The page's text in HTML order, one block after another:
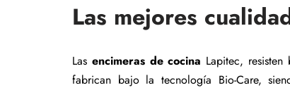
Las mejores
Las encimeras de cocina Lapitec,
fabrican bajo la tecnología Bio-Care,